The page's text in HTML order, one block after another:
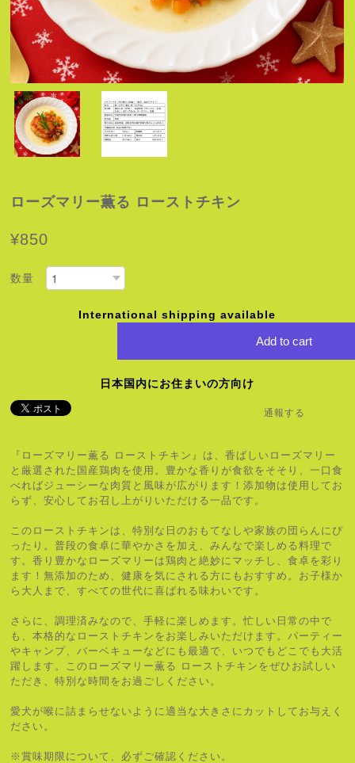
ローズマリー薫る ローストチキン
¥850
数量
International shipping available
Add to cart
日本国内にお住まいの方向け
通報する
『ローズマリー薫る ローストチキン』は、香ばしいローズマリー
と厳選された国産鶏肉を使用。豊かな香りが食欲をそそり、一口食
べればジューシーな肉質と風味が広がります！添加物は使用してお
らず、安心してお召し上がりいただける一品です。
このローストチキンは、特別な日のおもてなしや家族の団らんにぴ
ったり。普段の食卓に華やかさを加え、みんなで楽しめる料理で
す。香り豊かなローズマリーは鶏肉と絶妙にマッチし、食卓を彩り
ます！無添加のため、健康を気にされる方にもおすすめ。お子様か
ら大人まで、すべての世代に喜ばれる味わいです。
さらに、調理済みなので、手軽に楽しめます。忙しい日常の中で
も、本格的なローストチキンをお楽しみいただけます。パーティー
やキャンプ、バーベキューなどにも最適で、いつでもどこでも大活
躍します。このローズマリー薫る ローストチキンをぜひお試しい
ただき、特別な時間をお過ごしください。
愛犬が喉に詰まらせないように適当な大きさにカットしてお与えく
ださい。
※賞味期限について、必ずご確認ください。